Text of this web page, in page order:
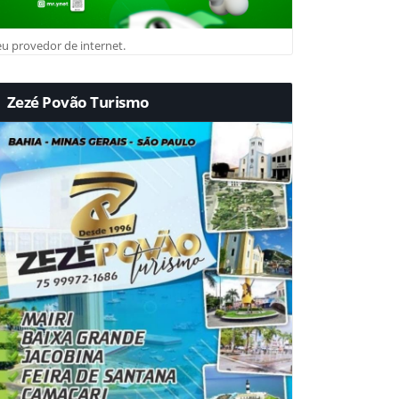
provedor de internet.
Zezé Povão Turismo